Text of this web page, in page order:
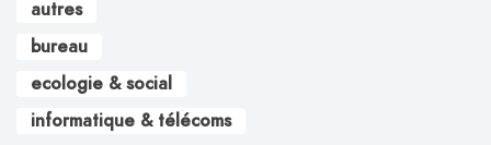
autres
bureau
ecologie & social
informatique & télécoms